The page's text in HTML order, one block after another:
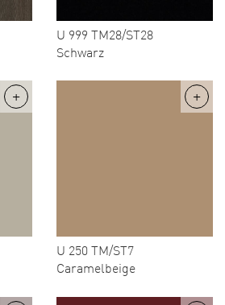
U 999 TM28/ST28
Schwarz
U 250 TM/ST7
Caramelbeige